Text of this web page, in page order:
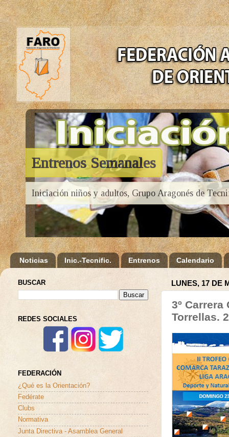
Entrenos Semanales
Iniciación niños y adultos, Grupo Aragonés de
Noticias Inic.-Tecnific. Entrenos Calendario
LUNES, 17 DE
3º Carrera
Torrellas.
BUSCAR
REDES SOCIALES
FEDERACIÓN
¿Qué es la Orientación?
Fedérate
Clubs
Normativa
Junta Directiva - Asamblea General